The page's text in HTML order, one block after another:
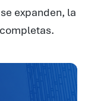
expanden, la